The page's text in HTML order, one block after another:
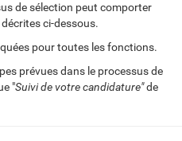
de sélection peut comporter
ci-dessous.
pour toutes les fonctions.
prévues dans le processus de
"Suivi de votre candidature"de